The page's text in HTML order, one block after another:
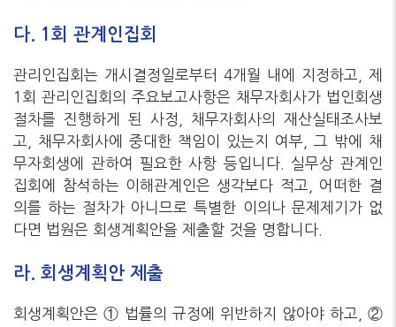
다. 1회 관계인집회
관리인집회는 개시결정일로부터 4개월 내에 지정하고, 제
1회 관리인집회의 주요보고사항은 채무자회사가 법인회생
절차를 진행하게 된 사정, 채무자회사의 재산실태조사보
고, 채무자회사에 중대한 책임이 있는지 여부, 그 밖에 채
무자회생에 관하여 필요한 사항 등입니다. 실무상 관계인
집회에 참석하는 이해관계인은 생각보다 적고, 어떠한 결
의를 하는 절차가 아니므로 특별한 이의나 문제제기가 없
다면 법원은 회생계획안을 제출할 것을 명합니다.
라. 회생계획안 제출
회생계획안은 ① 법률의 규정에 위반하지 않아야 하고, ②